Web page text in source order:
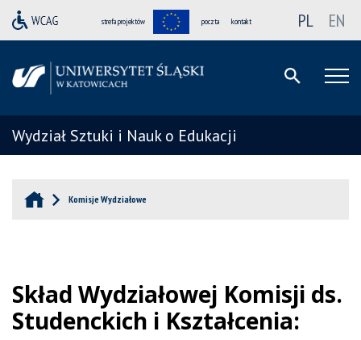
strefa projektów poczta kontakt PL EN
Wydział Sztuki i Nauk o Edukacji
Komisje Wydziałowe
Skład Wydziałowej Komisji ds.
Studenckich i Kształcenia: